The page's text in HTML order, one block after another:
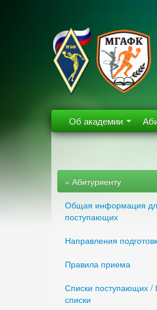
Об академии
« Абитуриенту
Общая информация
поступающих
Направления
Правила приема
Списки поступающих /
списки